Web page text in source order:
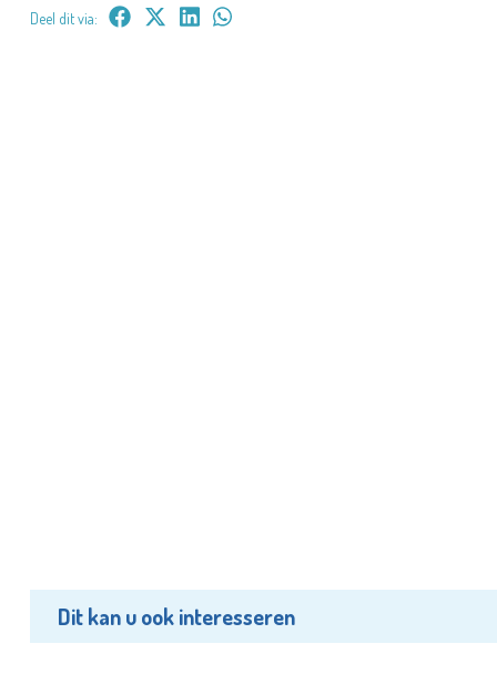
Deel dit via:
Dit kan u ook interesseren